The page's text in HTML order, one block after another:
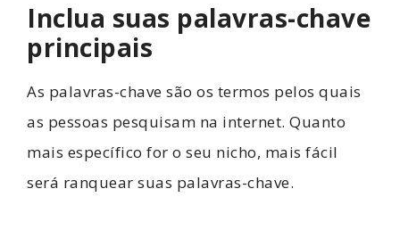
Inclua suas palavras-chave
principais
As palavras-chave são os termos pelos quais
as pessoas pesquisam na internet. Quanto
mais específico for o seu nicho, mais fácil
será ranquear suas palavras-chave.